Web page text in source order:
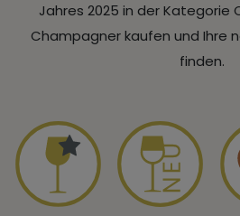
Jahres 2025 in der Kategorie
Champagner kaufen und Ihre
finden.